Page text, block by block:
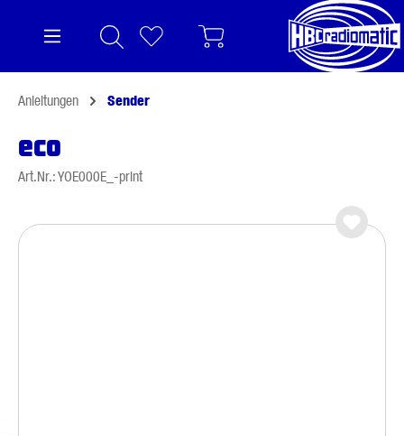
Anleitungen Sender
eco
Art.Nr.: YOE000E_-print
Bildergalerie überspringen